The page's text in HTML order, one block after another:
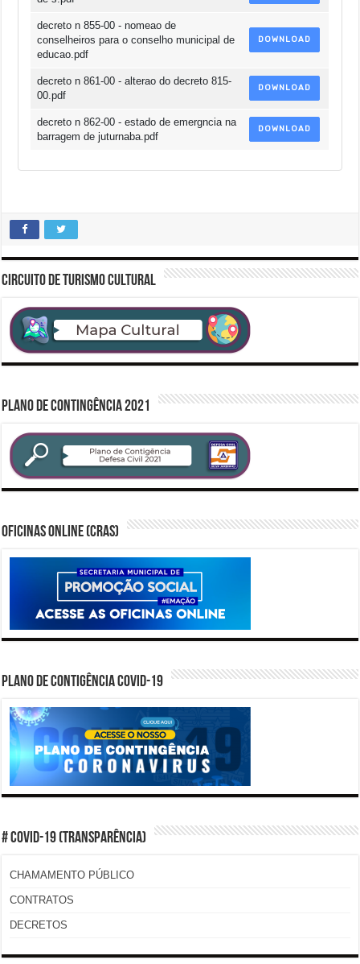
decreto n 855-00 - nomeao de
conselheiros para o conselho municipal de
educao.pdf
DOWNLOAD
decreto n 861-00 - alterao do decreto 815-
00.pdf
DOWNLOAD
decreto n 862-00 - estado de emergncia na
barragem de juturnaba.pdf
DOWNLOAD
CIRCUITO DE TURISMO CULTURAL
PLANO DE CONTINGÊNCIA 2021
Oficinas Online (CRAS)
PLANO DE CONTIGÊNCIA COVID-19
# COVID-19 (TRANSPARÊNCIA)
CHAMAMENTO PÚBLICO
CONTRATOS
DECRETOS